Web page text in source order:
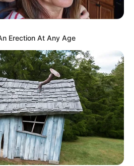
Erection At Any Age